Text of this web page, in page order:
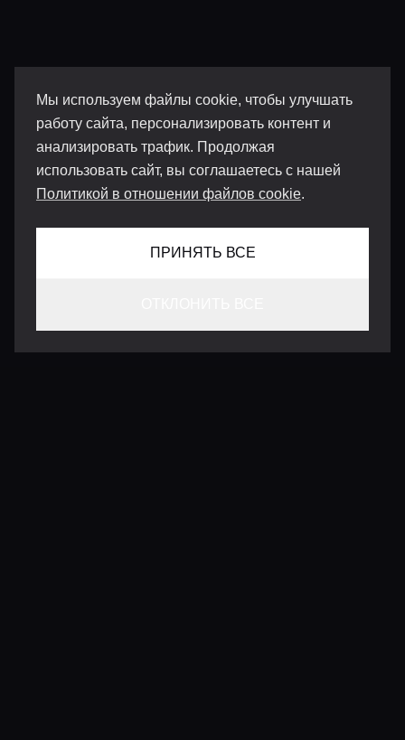
Мы используем файлы cookie, чтобы улучшать
работу сайта, персонализировать контент и
анализировать трафик. Продолжая
использовать сайт, вы соглашаетесь с нашей
Политикой в отношении файлов cookie.
ПРИНЯТЬ ВСЕ